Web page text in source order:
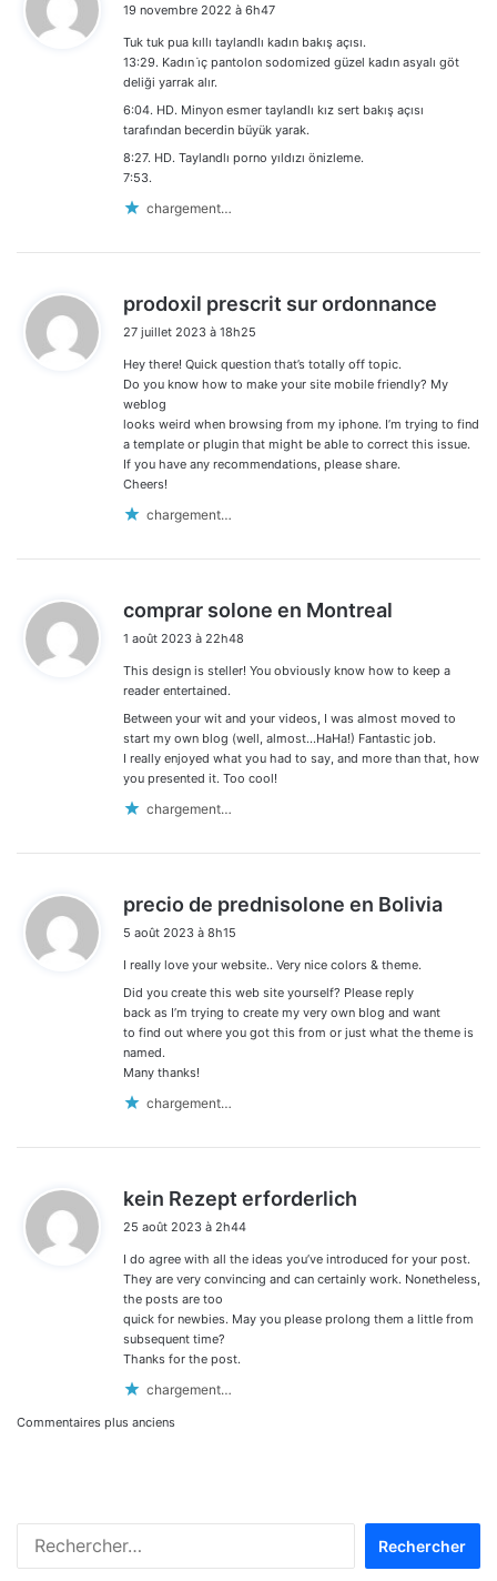
:
19 novembre 2022 à 6h47
Tuk tuk pua kıllı taylandlı kadın bakış açısı.
13:29. Kadın i̇ç pantolon sodomized güzel kadın asyalı göt
deliği yarrak alır.
6:04. HD. Minyon esmer taylandlı kız sert bakış açısı
tarafından becerdin büyük yarak.
8:27. HD. Taylandlı porno yıldızı önizleme.
7:53.
chargement…
prodoxil prescrit sur ordonnance
:
27 juillet 2023 à 18h25
Hey there! Quick question that’s totally off topic.
Do you know how to make your site mobile friendly? My
weblog
looks weird when browsing from my iphone. I’m trying to find
a template or plugin that might be able to correct this issue.
If you have any recommendations, please share.
Cheers!
chargement…
comprar solone en Montreal
1 août 2023 à 22h48
This design is steller! You obviously know how to keep a
reader entertained.
Between your wit and your videos, I was almost moved to
start my own blog (well, almost…HaHa!) Fantastic job.
I really enjoyed what you had to say, and more than that, how
you presented it. Too cool!
chargement…
precio de prednisolone en Bolivia
5 août 2023 à 8h15
I really love your website.. Very nice colors & theme.
Did you create this web site yourself? Please reply
back as I’m trying to create my very own blog and want
to find out where you got this from or just what the theme is
named.
Many thanks!
chargement…
kein Rezept erforderlich
:
25 août 2023 à 2h44
I do agree with all the ideas you’ve introduced for your post.
They are very convincing and can certainly work. Nonetheless,
the posts are too
quick for newbies. May you please prolong them a little from
subsequent time?
Thanks for the post.
chargement…
Navigation
commentaires
Commentaires plus anciens